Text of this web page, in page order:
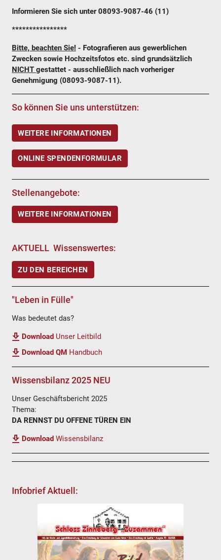
Informieren Sie sich unter 08093-9087-46 (11)
****************
Bitte, beachten Sie! - Fotografieren aus gewerblichen
Zwecken sowie Hochzeitsfotos etc. sind grundsätzlich
NICHT gestattet - ausschließlich nach vorheriger
Genehmigung (08093-9087-11).
So können Sie uns unterstützen:
WEITERE INFORMATIONEN
ONLINE SPENDENFORMULAR
Stellenangebote:
WEITERE INFORMATIONEN
AKTUELL Wissenswertes:
ZU DEN BEREICHEN
"Leben in Fülle"
Was bedeutet das?
Download Unser Leitbild
Download QM Handbuch
Wissensbilanz 2025 NEU
Unser Geschäftsbericht 2025
Thema:
DA RENNST DU OFFENE TÜREN EIN
Download Wissensbilanz
Infobrief Aktuell: